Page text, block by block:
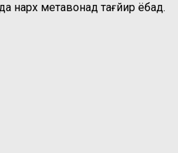
нарх метавонад тағйир ёбад.